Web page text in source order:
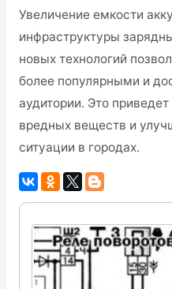
Увеличение емкости
инфраструктуры
новых технологий
более популярными и
аудитории. Это
вредных веществ и
ситуации в городах.